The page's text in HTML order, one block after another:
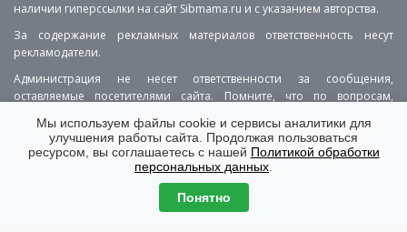
наличии гиперссылки на сайт Sibmama.ru и с указанием авторства.
За содержание рекламных материалов ответственность несут
рекламодатели.
Администрация не несет ответственности за сообщения,
оставляемые посетителями сайта. Помните, что по вопросам,
РЕКЛАМА О ПРОЕКТЕ
КОНТАКТЫ
ПОЛИТИКА КОНФИДЕНЦИАЛЬНОСТИ
ВЕРСИЯ ДЛЯ КОМПЬЮТЕРА
Мы используем файлы cookie и сервисы аналитики для
улучшения работы сайта. Продолжая пользоваться
ресурсом, вы соглашаетесь с нашей Политикой обработки
персональных данных
Понятно